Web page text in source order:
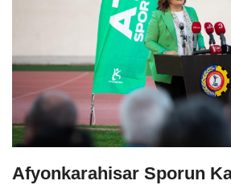
Afyonkarahisar Sporun